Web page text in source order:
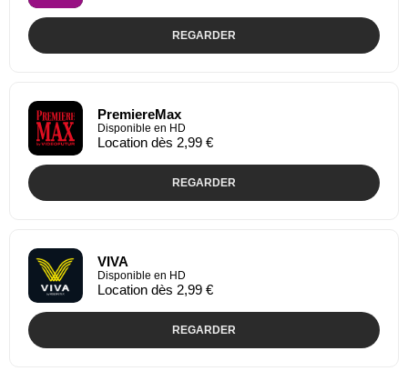
REGARDER
PremiereMax
Disponible en HD
Location dès 2,99 €
REGARDER
VIVA
Disponible en HD
Location dès 2,99 €
REGARDER